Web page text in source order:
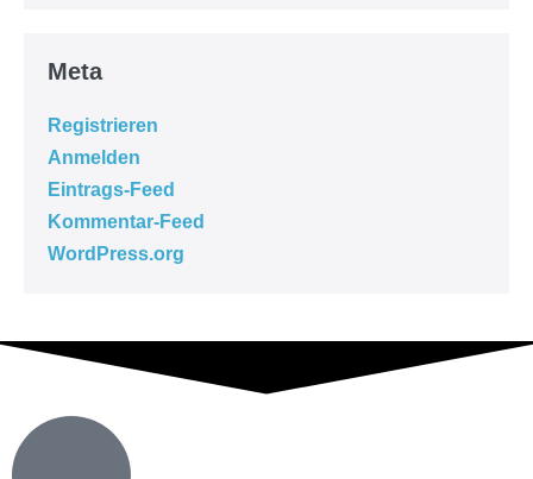
Meta
Registrieren
Anmelden
Eintrags-Feed
Kommentar-Feed
WordPress.org